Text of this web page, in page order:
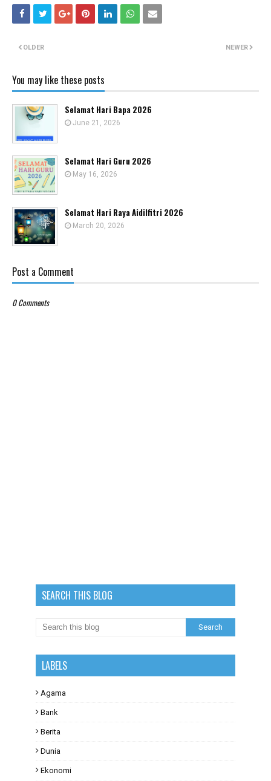
NEWER
OLDER
You may like these posts
Selamat Hari Bapa 2026
June 21, 2026
Selamat Hari Guru 2026
May 16, 2026
Selamat Hari Raya Aidilfitri 2026
March 20, 2026
Post a Comment
0 Comments
SEARCH THIS BLOG
LABELS
Agama
Bank
Berita
Dunia
Ekonomi